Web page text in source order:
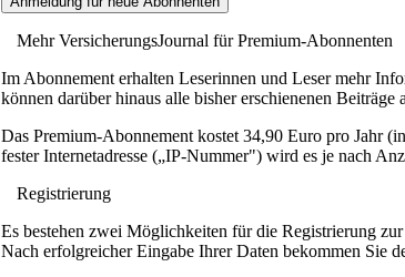
Mehr VersicherungsJournal für Premium-Abonnenten
Im Abonnement erhalten Leserinnen und Leser mehr
können darüber hinaus alle bisher erschienenen
Das Premium-Abonnement kostet 34,90 Euro pro Jahr
fester Internetadresse („IP-Nummer") wird es je nach
Registrierung
Es bestehen zwei Möglichkeiten für die Registrierung
Nach erfolgreicher Eingabe Ihrer Daten bekommen Sie